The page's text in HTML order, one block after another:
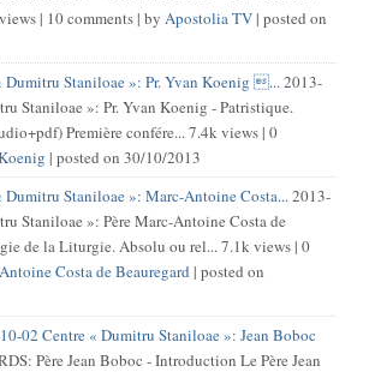
| 10 comments| by Apostolia TV| posted on
Dumitru Staniloae »: Pr. Yvan Koenig ...2013-
Staniloae »: Pr. Yvan Koenig - Patristique.
Première confére...7.4k views| 0
| posted on 30/10/2013
Dumitru Staniloae »: Marc-Antoine Costa...2013-
Staniloae »: Père Marc-Antoine Costa de
de la Liturgie. Absolu ou rel...7.1k views| 0
Costa de Beauregard | posted on
02 Centre « Dumitru Staniloae »: Jean Boboc
Père Jean Boboc - Introduction Le Père Jean